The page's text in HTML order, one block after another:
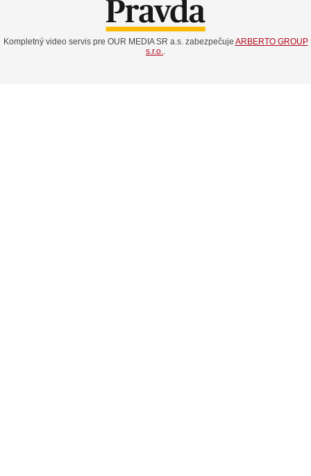
Kompletný video servis pre OUR MEDIA SR a.s. zabezpečuje ARBERTO GROUP
s.r.o.